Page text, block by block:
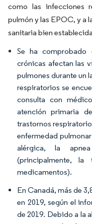
como las infecciones
pulmón y las EPOC, y a
sanitaria bien
Se ha comprobado
crónicas afectan las
pulmones durante un
respiratorios se
consulta con
atención primaria
trastornos
enfermedad
alérgica, la
(principalmente, la
medicamentos).
En Canadá, más de
en 2019, según el
de 2019. Debido a la